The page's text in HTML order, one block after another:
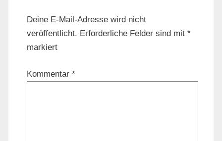
Deine E-Mail-Adresse wird nicht
veröffentlicht. Erforderliche Felder sind mit *
markiert
Kommentar *